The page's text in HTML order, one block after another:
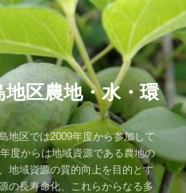
区農地・水・環
地区では2009年度から参加して
度からは地域資源である農地の
地域資源の質的向上を目的とす
の長寿命化、これらからなる多